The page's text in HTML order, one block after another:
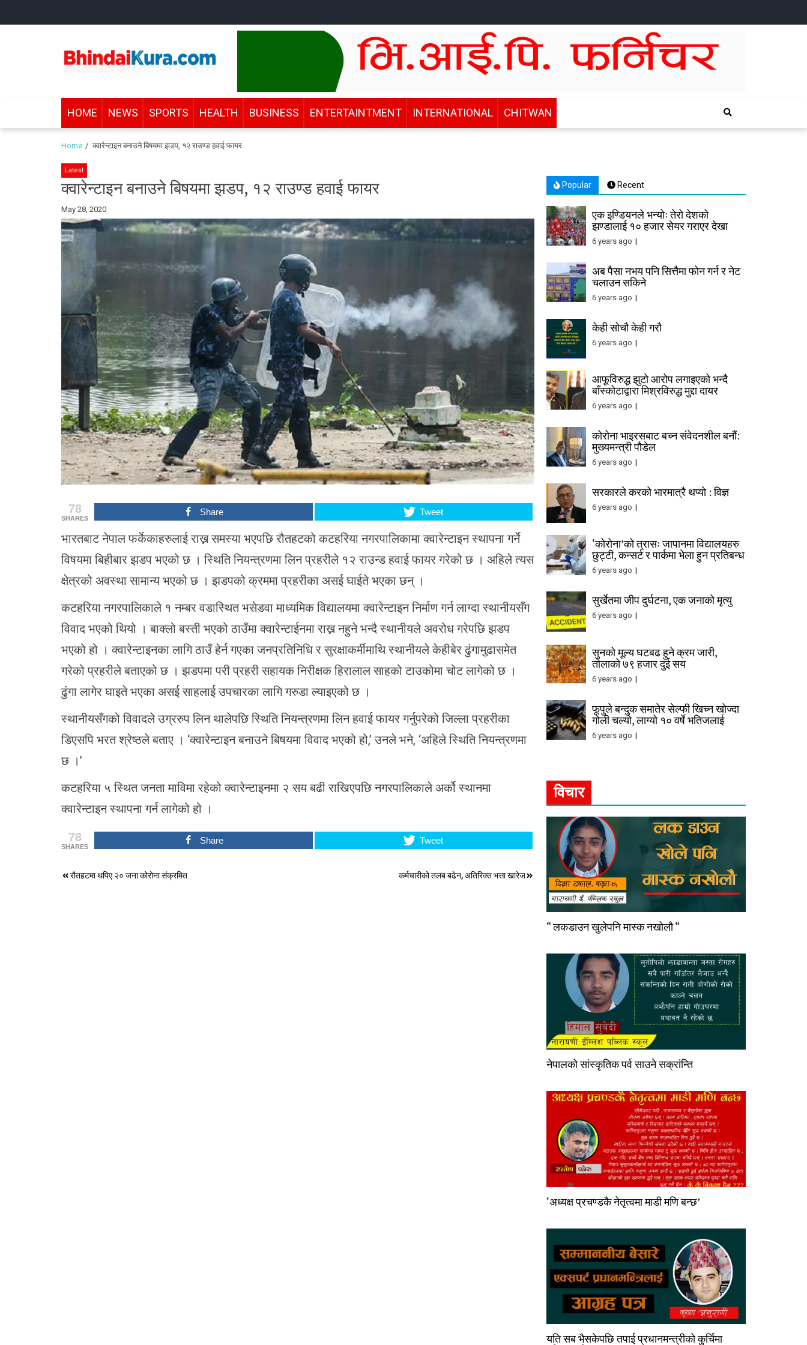
Bhindai Kura
HOME NEWS SPORTS HEALTH BUSINESS ENTERTAINTMENT INTERNATIONAL CHITWAN
Home क्वारेन्टाइन बनाउने बिषयमा झडप, १२ राउण्ड हवाई फायर
Latest
क्वारेन्टाइन बनाउने बिषयमा झडप, १२ राउण्ड हवाई फायर
By
Bhindai
Kura
May 28, 2020
78
SHARES
Share Tweet
भारतबाट नेपाल फर्केकाहरुलाई राख्न समस्या भएपछि रौतहटको कटहरिया नगरपालिकामा क्वारेन्टाइन स्थापना गर्ने
विषयमा बिहीबार झडप भएको छ । स्थिति नियन्त्रणमा लिन प्रहरीले १२ राउन्ड हवाई फायर गरेको छ । अहिले त्यस
क्षेत्रको अवस्था सामान्य भएको छ । झडपको क्रममा प्रहरीका असई घाईते भएका छन् ।
कटहरिया नगरपालिकाले १ नम्बर वडास्थित भसेडवा माध्यमिक विद्यालयमा क्वारेन्टाइन निर्माण गर्न लाग्दा स्थानीयसँग
विवाद भएको थियो । बाक्लो बस्ती भएको ठाउँमा क्वारेन्टाईनमा राख्न नहुने भन्दै स्थानीयले अवरोध गरेपछि झडप
भएको हो । क्वारेन्टाइनका लागि ठाउँ हेर्न गएका जनप्रतिनिधि र सुरक्षाकर्मीमाथि स्थानीयले केहीबेर ढुंगामुढासमेत
गरेको प्रहरीले बताएको छ । झडपमा परी प्रहरी सहायक निरीक्षक हिरालाल साहको टाउकोमा चोट लागेको छ ।
ढुंगा लागेर घाइते भएका असई साहलाई उपचारका लागि गरुडा ल्याइएको छ ।
स्थानीयसँगको विवादले उग्ररुप लिन थालेपछि स्थिति नियन्त्रणमा लिन हवाई फायर गर्नुपरेको जिल्ला प्रहरीका
डिएसपि भरत श्रेष्ठले बताए । ‘क्वारेन्टाइन बनाउने बिषयमा विवाद भएको हो,’ उनले भने, ‘अहिले स्थिति नियन्त्रणमा
छ ।’
कटहरिया ५ स्थित जनता माविमा रहेको क्वारेन्टाइनमा २ सय बढी राखिएपछि नगरपालिकाले अर्को स्थानमा
क्वारेन्टाइन स्थापना गर्न लागेको हो ।
78
SHARES
Share Tweet
Post
रौतहटमा थपिए २० जना कोरोना संक्रमित कर्मचारीको तलब बढेन, अतिरिक्त भत्ता खारेज
Popular Recent
एक इण्डियनले भन्योः तेरो देशको
झण्डालाई १० हजार सेयर गराएर देखा
6 years ago
अब पैसा नभय पनि सित्तैमा फोन गर्न र नेट
चलाउन सकिने
6 years ago
केही सोचौ केही गरौ
6 years ago
आफूविरुद्ध झुटो आरोप लगाइएको भन्दै
बाँस्कोटाद्वारा मिश्रविरुद्ध मुद्दा दायर
6 years ago
कोरोना भाइरसबाट बच्न संवेदनशील बनौं:
मुख्यमन्त्री पौडेल
6 years ago
सरकारले करको भारमात्रै थप्यो : विज्ञ
6 years ago
‘कोरोना’को त्रासः जापानमा विद्यालयहरु
छुट्टी, कन्सर्ट र पार्कमा भेला हुन प्रतिबन्ध
6 years ago
सुर्खेतमा जीप दुर्घटना, एक जनाको मृत्यु
6 years ago
सुनको मूल्य घटबढ हुने क्रम जारी,
तोलाको ७९ हजार दुई सय
6 years ago
फूपुले बन्दुक समातेर सेल्फी खिच्न खोज्दा
गोली चल्यो, लाग्यो १० वर्षे भतिजलाई
6 years ago
विचार
“ लकडाउन खुलेपनि मास्क नखोलौ “
नेपालको सांस्कृतिक पर्व साउने सक्रांन्ति
‘अध्यक्ष प्रचण्डकै नेतृत्वमा माडी मणि बन्छ’
यति सब भैसकेपछि तपाई प्रधानमन्त्रीको कुर्चिमा